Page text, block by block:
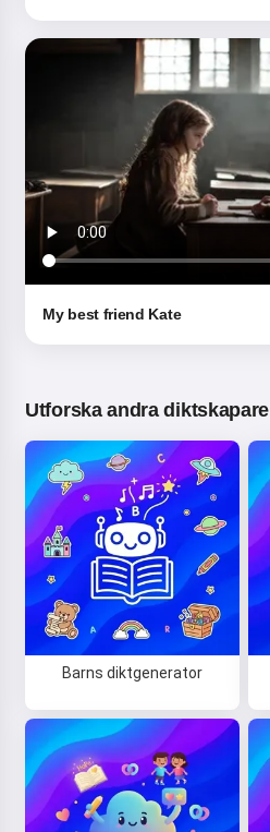
My best friend Kate
Utforska andra diktskapare
Barns diktgenerator